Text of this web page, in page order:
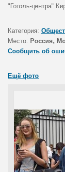
"Гоголь-центра"
Категория:
Место: Россия,
Сообщить об
Ещё фото